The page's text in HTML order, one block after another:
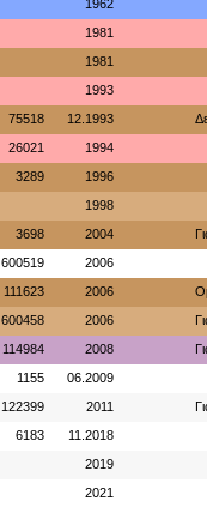
1962
1981
1981
1993
75518 12.1993
26021 1994
3289 1996
1998
3698 2004
600519 2006
111623 2006
600458 2006
114984 2008
1155 06.2009
122399 2011
6183 11.2018
2019
2021